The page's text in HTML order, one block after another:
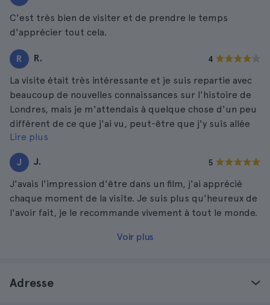
C'est très bien de visiter et de prendre le temps
d'apprécier tout cela.
R R. 4
La visite était très intéressante et je suis repartie avec
beaucoup de nouvelles connaissances sur l'histoire de
Londres, mais je m'attendais à quelque chose d'un peu
différent de ce que j'ai vu, peut-être que j'y suis allée
avec des attentes trop élevées.
Lire plus
J J. 5
J'avais l'impression d'être dans un film, j'ai apprécié
chaque moment de la visite. Je suis plus qu'heureux de
l'avoir fait, je le recommande vivement à tout le monde.
Voir plus
Adresse